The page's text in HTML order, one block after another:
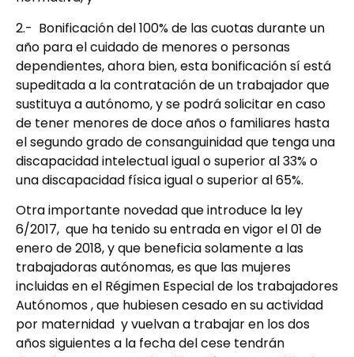
2.- Bonificación del 100% de las cuotas durante un
año para el cuidado de menores o personas
dependientes, ahora bien, esta bonificación sí está
supeditada a la contratación de un trabajador que
sustituya a autónomo, y se podrá solicitar en caso
de tener menores de doce años o familiares hasta
el segundo grado de consanguinidad que tenga una
discapacidad intelectual igual o superior al 33% o
una discapacidad física igual o superior al 65%.
Otra importante novedad que introduce la ley
6/2017, que ha tenido su entrada en vigor el 01 de
enero de 2018, y que beneficia solamente a las
trabajadoras autónomas, es que las mujeres
incluidas en el Régimen Especial de los trabajadores
Autónomos , que hubiesen cesado en su actividad
por maternidad y vuelvan a trabajar en los dos
años siguientes a la fecha del cese tendrán